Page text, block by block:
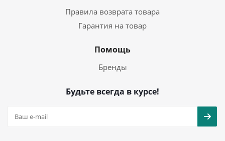
Правила возврата товара
Гарантия на товар
Помощь
Бренды
Будьте всегда в курсе!